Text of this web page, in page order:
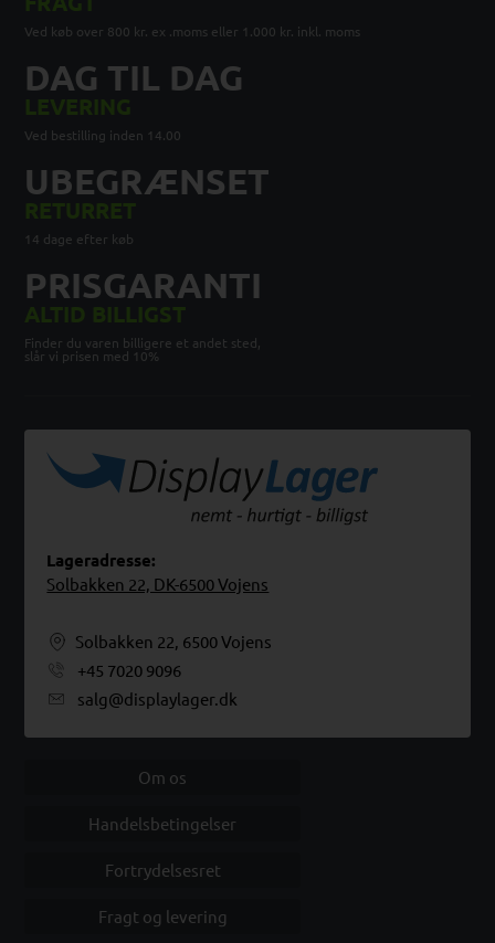
Ved køb over 800 kr. ex .moms eller 1.000 kr. inkl. moms
DAG TIL DAG
LEVERING
Ved bestilling inden 14.00
UBEGRÆNSET
RETURRET
14 dage efter køb
PRISGARANTI
ALTID BILLIGST
Finder du varen billigere et andet sted,
slår vi prisen med 10%
Lageradresse:
Solbakken 22, DK-6500 Vojens
Solbakken 22, 6500 Vojens
+45 7020 9096
salg@displaylager.dk
Om os
Handelsbetingelser
Fortrydelsesret
Fragt og levering